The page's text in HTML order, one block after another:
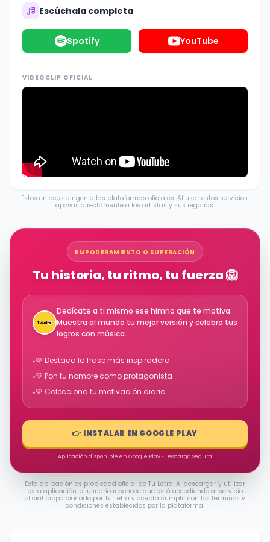
Escúchala completa
Spotify YouTube
VIDEOCLIP OFICIAL
Estos enlaces dirigen a las plataformas oficiales. Al usar estos servicios,
apoyas directamente a los artistas y sus regalías.
EMPODERAMIENTO O SUPERACIÓN
Tu historia, tu ritmo, tu fuerza 🦁
Dedícate a ti mismo ese himno que te motiva.
Muestra al mundo tu mejor versión y celebra tus
logros con música.
•💛 Destaca la frase más inspiradora
•💛 Pon tu nombre como protagonista
•💛 Colecciona tu motivación diaria
👉 INSTALAR EN GOOGLE PLAY
Aplicación disponible en Google Play • Descarga Segura
Esta aplicación es propiedad oficial de Tu Letra. Al descargar y utilizar
esta aplicación, el usuario reconoce que está accediendo al servicio
oficial proporcionado por Tu Letra y acepta cumplir con los términos y
condiciones establecidos por la plataforma.